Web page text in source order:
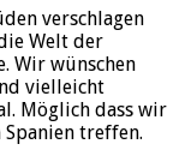
verschlagen
Welt der
Wir wünschen
vielleicht
Möglich dass wir
treffen.